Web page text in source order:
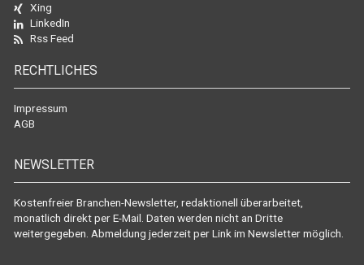
Xing
LinkedIn
Rss Feed
RECHTLICHES
Impressum
AGB
NEWSLETTER
Kostenfreier Branchen-Newsletter, redaktionell überarbeitet,
monatlich direkt per E-Mail. Daten werden nicht an Dritte
weitergegeben. Abmeldung jederzeit per Link im Newsletter möglich.